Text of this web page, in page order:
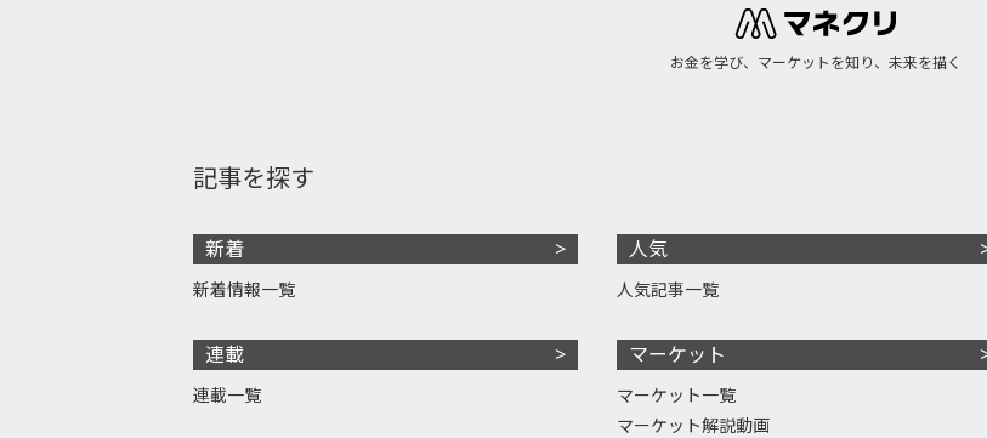
お金を学び、マーケットを知り、未来を描く
記事を探す
新着
新着情報一覧
連載
連載一覧
人気
人気記事一覧
マーケット
マーケット一覧
マーケット解説動画